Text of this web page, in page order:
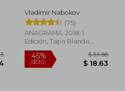
Rápido
Vladimir Nabokov
(75)
ANAGRAMA, 2018, 1
Edición, Tapa Blanda,
Nuevo